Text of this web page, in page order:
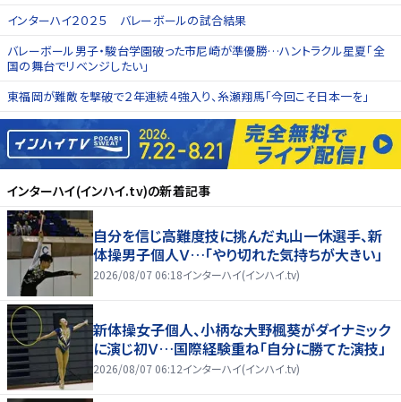
インターハイ２０２５ バレーボールの試合結果
バレーボール男子・駿台学園破った市尼崎が準優勝…ハントラクル星夏「全
国の舞台でリベンジしたい」
東福岡が難敵を撃破で２年連続４強入り、糸瀬翔馬「今回こそ日本一を」
インターハイ(インハイ.tv)の新着記事
自分を信じ高難度技に挑んだ丸山一休選手、新
体操男子個人Ｖ…「やり切れた気持ちが大きい」
2026/08/07 06:18インターハイ(インハイ.tv)
新体操女子個人、小柄な大野楓葵がダイナミック
に演じ初Ｖ…国際経験重ね「自分に勝てた演技」
2026/08/07 06:12インターハイ(インハイ.tv)